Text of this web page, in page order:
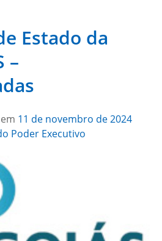
Estado da
–
11 de novembro de 2024
Poder Executivo